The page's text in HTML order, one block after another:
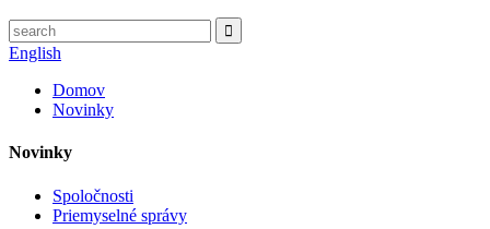
English
Domov
Novinky
Novinky
Spoločnosti
Priemyselné správy